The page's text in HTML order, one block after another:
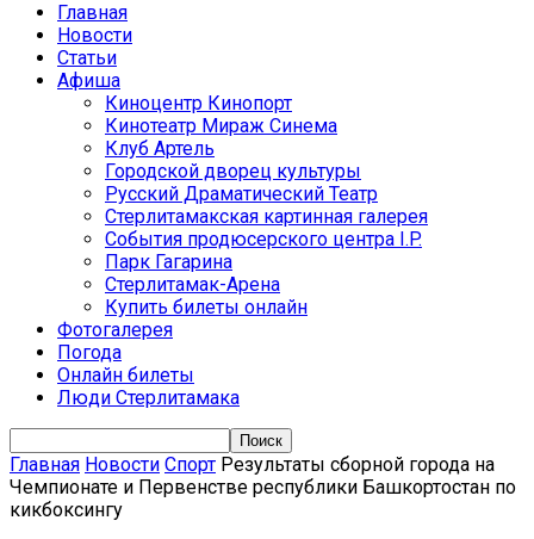
Главная
Новости
Статьи
Афиша
Киноцентр Кинопорт
Кинотеатр Мираж Синема
Клуб Артель
Городской дворец культуры
Русский Драматический Театр
Стерлитамакская картинная галерея
События продюсерского центра I.P.
Парк Гагарина
Стерлитамак-Арена
Купить билеты онлайн
Фотогалерея
Погода
Онлайн билеты
Люди Стерлитамака
Главная Новости Спорт Результаты сборной города на
Чемпионате и Первенстве республики Башкортостан по
кикбоксингу